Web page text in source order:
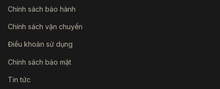
Chính sách bảo hành
Chính sách vận chuyển
Điều khoản sử dụng
Chính sách bảo mật
Tin tức